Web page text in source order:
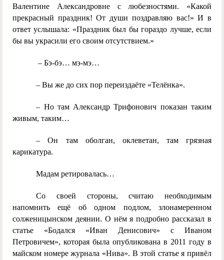
Валентине Александровне с любезностями. «Какой
прекрасный праздник! От души поздравляю вас!» И в
ответ услышала: «Праздник был бы гораздо лучше, если
бы вы украсили его своим отсутствием.»
– Бэ-бэ… мэ-мэ…
– Вы же до сих пор переиздаёте «Телёнка».
– Но там Александр Трифонович показан таким
живым, таким…
– Он там оболган, оклеветан, там грязная
карикатура.
Мадам ретировалась…
Со своей стороны, считаю необходимым
напомнить ещё об одном подлом, злонамеренном
солженицынском деянии. О нём я подробно рассказал в
статье «Бодался «Иван Денисович» с Иваном
Петровичем», которая была опубликована в 2011 году в
майском номере журнала «Нива». В этой статье я привёл